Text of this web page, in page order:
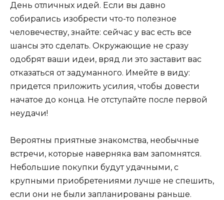
День отличных идей. Если вы давно
собирались изобрести что-то полезное
человечеству, знайте: сейчас у вас есть все
шансы это сделать. Окружающие не сразу
одобрят ваши идеи, вряд ли это заставит вас
отказаться от задуманного. Имейте в виду:
придется приложить усилия, чтобы довести
начатое до конца. Не отступайте после первой
неудачи!
Вероятны приятные знакомства, необычные
встречи, которые наверняка вам запомнятся.
Небольшие покупки будут удачными, с
крупными приобретениями лучше не спешить,
если они не были запланированы раньше.